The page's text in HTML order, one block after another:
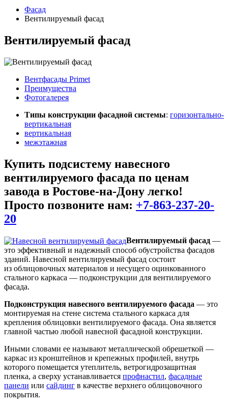
Фасад
Вентилируемый фасад
Вентилируемый фасад
Вентфасады Primet
Преимущества
Фотогалерея
Типы конструкции фасадной системы: горизонтально-
вертикальная
вертикальная
межэтажная
Купить подсистему навесного
вентилируемого фасада по ценам
завода в Ростове-на-Дону легко!
Просто позвоните нам: +7-863-237-20-
20
Вентилируемый фасад —
это эффективный и надежный способ обустройства фасадов
зданий. Навесной вентилируемый фасад состоит
из облицовочных материалов и несущего оцинкованного
стального каркаса — подконструкции для вентилируемого
фасада.
Подконструкция навесного вентилируемого фасада — это
монтируемая на стене система стального каркаса для
крепления облицовки вентилируемого фасада. Она является
главной частью любой навесной фасадной конструкции.
Иными словами ее называют металлической обрешеткой —
каркас из кронштейнов и крепежных профилей, внутрь
которого помещается утеплитель, ветрогидрозащитная
пленка, а сверху устанавливается профнастил, фасадные
панели или сайдинг в качестве верхнего облицовочного
покрытия.